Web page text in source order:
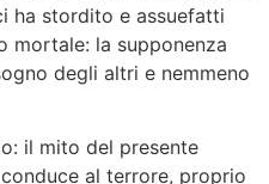
ha stordito e assuefatti
mortale: la supponenza
degli altri e nemmeno
il mito del presente
al terrore, proprio